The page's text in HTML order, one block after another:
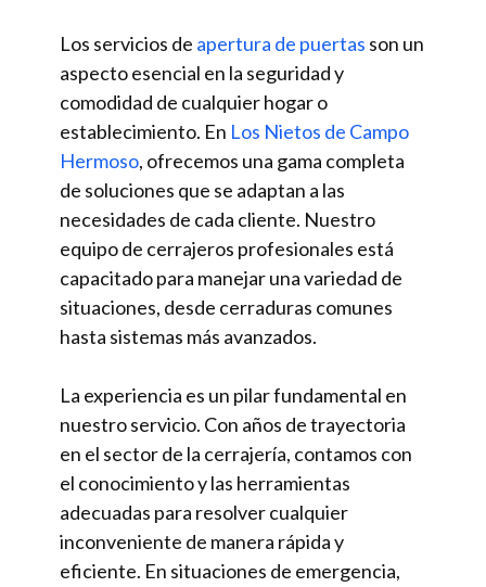
Los servicios de apertura de puertas son un
aspecto esencial en la seguridad y
comodidad de cualquier hogar o
establecimiento. En Los Nietos de Campo
Hermoso, ofrecemos una gama completa
de soluciones que se adaptan a las
necesidades de cada cliente. Nuestro
equipo de cerrajeros profesionales está
capacitado para manejar una variedad de
situaciones, desde cerraduras comunes
hasta sistemas más avanzados.
La experiencia es un pilar fundamental en
nuestro servicio. Con años de trayectoria
en el sector de la cerrajería, contamos con
el conocimiento y las herramientas
adecuadas para resolver cualquier
inconveniente de manera rápida y
eficiente. En situaciones de emergencia,